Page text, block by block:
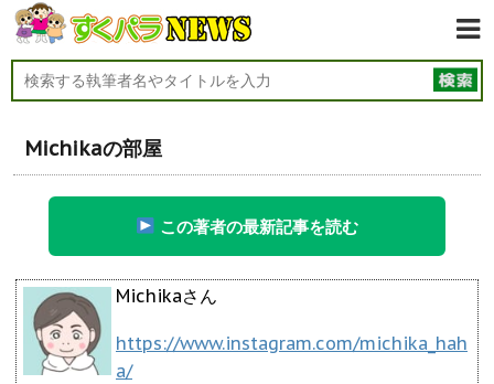
Michikaの部屋
この著者の最新記事を読む
Michikaさん
https://www.instagram.com/michika_hah
a/